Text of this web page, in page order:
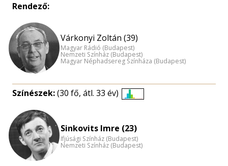
Rendező:
Várkonyi Zoltán (39)
Magyar Rádió (Budapest)
Nemzeti Színház (Budapest)
Magyar Néphadsereg Színháza (Budapest)
Színészek:(30 fő, átl. 33 év)
nagyítása
Sinkovits Imre (23)
Ifjúsági Színház (Budapest)
Nemzeti Színház (Budapest)